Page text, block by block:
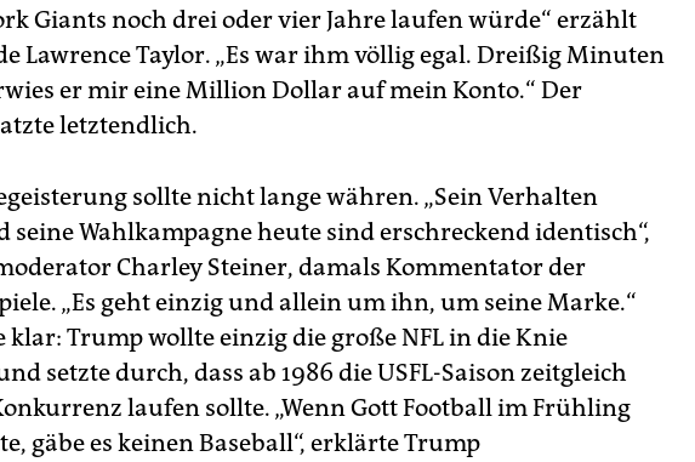
Giants noch drei oder vier Jahre laufen würde“ erzählt
Lawrence Taylor. „Es war ihm völlig egal. Dreißig Minuten
er mir eine Million Dollar auf mein Konto.“ Der
letztendlich.
sollte nicht lange währen. „Sein Verhalten
seine Wahlkampagne heute sind erschreckend identisch“,
Charley Steiner, damals Kommentator der
„Es geht einzig und allein um ihn, um seine Marke.“
klar: Trump wollte einzig die große NFL in die Knie
setzte durch, dass ab 1986 die USFL-Saison zeitgleich
laufen sollte. „Wenn Gott Football im Frühling
gäbe es keinen Baseball“, erklärte Trump